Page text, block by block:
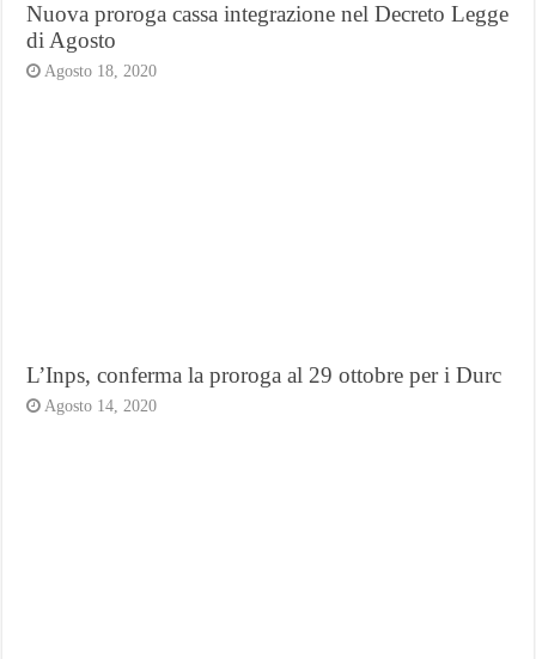
Nuova proroga cassa integrazione nel Decreto Legge
di Agosto
Agosto 18, 2020
L’Inps, conferma la proroga al 29 ottobre per i Durc
Agosto 14, 2020